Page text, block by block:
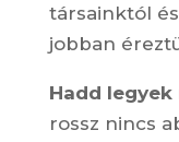
társainktól
jobban
Hadd
rossz nincs